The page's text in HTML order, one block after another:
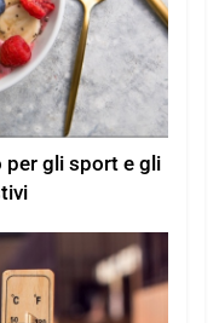
per gli sport e gli